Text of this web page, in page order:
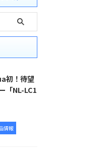
初！待望
「NL-LC1
情報